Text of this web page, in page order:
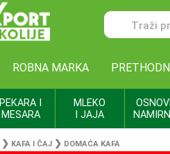
ROBNA MARKA
PEKARA I
MESARA
MLEKO
I JAJA
❯ KAFA I ČAJ ❯ DOMAĆA KAFA